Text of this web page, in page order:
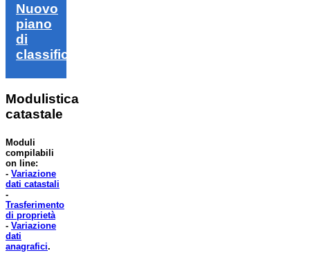
Nuovo
piano
di
classifica
Modulistica
catastale
Moduli
compilabili
on line:
- Variazione
dati catastali
-
Trasferimento
di proprietà
- Variazione
dati
anagrafici.